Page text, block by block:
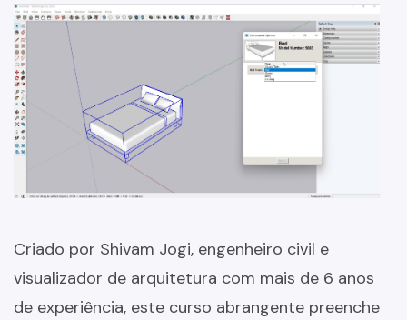
Criado por Shivam Jogi, engenheiro civil e
visualizador de arquitetura com mais de 6 anos
de experiência, este curso abrangente preenche